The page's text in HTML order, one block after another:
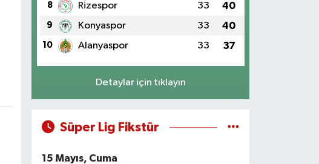
8 Rizespor 33 40
9 Konyaspor 33 40
10 Alanyaspor 33 37
Detaylar için tıklayın
Süper Lig Fikstür
15 Mayıs, Cuma